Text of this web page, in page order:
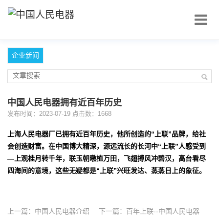
企业新闻
中国人民电器拥有近百年历史
发布时间：2023-07-19 点击数：1668
上海人民电器厂已拥有近百年历史，他所创造的“上联”品牌，给社
会创造财富。在中国博大精深，源远流长的长河中“上联”人感受到
—上观桂月转千年，联玉朝暾植万田，飞翅搏风冲碧汉，高台看尽
四海间的意境，这些无疑都是“上联”兴旺发达、蒸蒸日上的象征。
上一篇： 中国人民电器介绍 下一篇： 百年上联--中国人民电器